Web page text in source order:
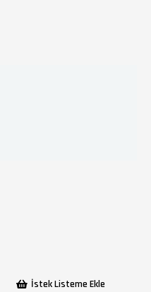
İstek Listeme Ekle